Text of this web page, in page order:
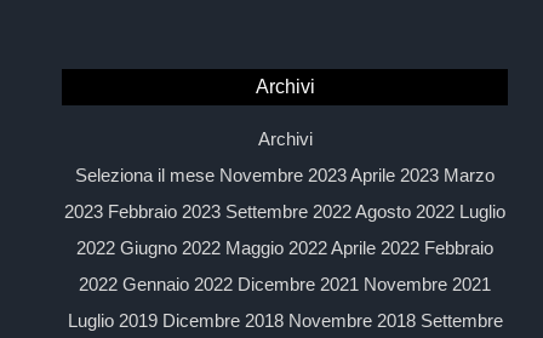
Archivi
Archivi
Seleziona il mese Novembre 2023 Aprile 2023 Marzo
2023 Febbraio 2023 Settembre 2022 Agosto 2022 Luglio
2022 Giugno 2022 Maggio 2022 Aprile 2022 Febbraio
2022 Gennaio 2022 Dicembre 2021 Novembre 2021
Luglio 2019 Dicembre 2018 Novembre 2018 Settembre